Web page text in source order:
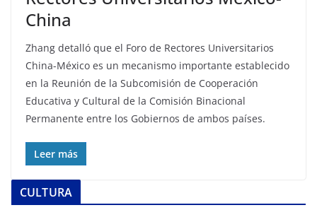
China
Zhang detalló que el Foro de Rectores Universitarios
China-México es un mecanismo importante establecido
en la Reunión de la Subcomisión de Cooperación
Educativa y Cultural de la Comisión Binacional
Permanente entre los Gobiernos de ambos países.
Leer más
CULTURA